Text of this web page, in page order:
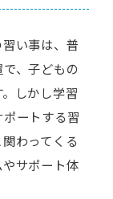
い事は、普
、子どもの
しかし学習
ートする習
わってくる
サポート体